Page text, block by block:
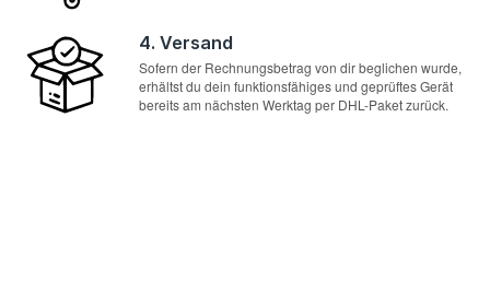
4. Versand
Sofern der Rechnungsbetrag von dir beglichen wurde,
erhältst du dein funktionsfähiges und geprüftes Gerät
bereits am nächsten Werktag per DHL-Paket zurück.